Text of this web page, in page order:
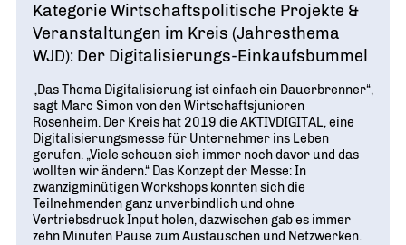
Bundesvorstand
DAS FÜHRUNGSTEAM DES VERBANDS
ANSPRECHPARTNER IN BERLIN
Geschichte
70 JAHRE WJD
Partner
NETZWERKE WELTWEIT
Partner
Unternehmen Vielfalt
VIELFALT STÄRKT ZUKUNFT
Tag der jungen Wirtschaft
Know-how-Transfer
WIRTSCHAFT TRIFFT POLITIK
WJD Training
WJD TRAINING
Ein Tag Azubi
BERUFSEINSTIEG ERLEICHTERN
„UNSERE POSITIONEN IM ÜBERBLICK“
Innovation und Gründung
Europa und die Welt
Beruf und Familie
Bildung und Fachkräfte
Energie und Nachhaltigkeit
Pressemitteilungen
AKTUELLE MELDUNGEN
NEWS
Aktuelles
NEWS AUS DEM VERBAND
Publikationen
POSITIONSPAPIERE, BROSCHÜREN
Magazin
DIE JUNGE WIRTSCHAFT
Kategorie Wirtschaftspolitische Projekte &
Veranstaltungen im Kreis (Jahresthema
WJD): Der Digitalisierungs-Einkaufsbummel
„Das Thema Digitalisierung ist einfach ein Dauerbrenner“,
sagt Marc Simon von den Wirtschaftsjunioren
Rosenheim. Der Kreis hat 2019 die AKTIVDIGITAL, eine
Digitalisierungsmesse für Unternehmer ins Leben
gerufen. „Viele scheuen sich immer noch davor und das
wollten wir ändern.“ Das Konzept der Messe: In
zwanzigminütigen Workshops konnten sich die
Teilnehmenden ganz unverbindlich und ohne
Vertriebsdruck Input holen, dazwischen gab es immer
zehn Minuten Pause zum Austauschen und Netzwerken.